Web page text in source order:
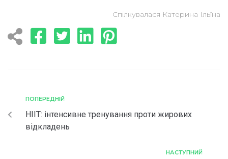
Спілкувалася Катерина Ільїна
ПОПЕРЕДНІЙ
HIIT: інтенсивне тренування проти жирових
відкладень
НАСТУПНИЙ